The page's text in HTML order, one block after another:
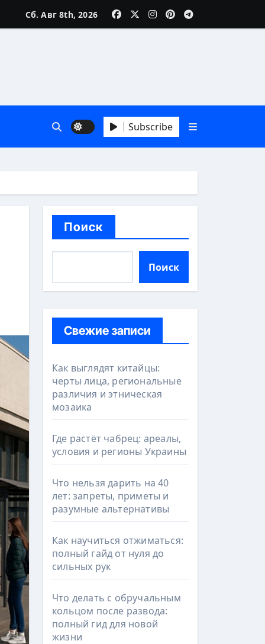
Сб. Авг 8th, 2026
Subscribe
Поиск
Поиск
Свежие записи
Как выглядят китайцы:
черты лица, региональные
различия и этническая
мозаика
Где растёт чабрец: ареалы,
условия и регионы Украины
Что нельзя дарить на 40
лет: запреты, приметы и
разумные альтернативы
Как научиться отжиматься:
полный гайд от нуля до
сильных рук
Что делать с обручальным
кольцом после развода:
полный гид для новой
жизни